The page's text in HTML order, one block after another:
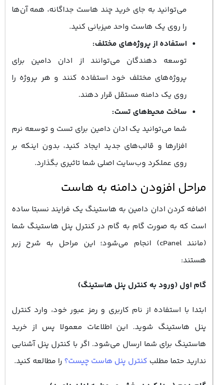
می‌توانید به جای خرید چند هاست جداگانه، همه آن‌ها
را روی یک هاست واحد میزبانی کنید.
استفاده از پروژه‌های مختلف:
توسعه ‌دهندگان می‌توانند از ادان دامین برای
پروژه‌های مختلف خود استفاده کنند و هر پروژه را
روی یک دامنه مستقل قرار دهند.
ساخت محیط‌های تست:
شما می‌توانید یک ادان دامین برای تست و توسعه‌ نرم
‌افزارها و قالب‌های جدید ایجاد کنید، بدون اینکه بر
روی عملکرد وب‌سایت اصلی شما تاثیری بگذارد.
مراحل افزودن دامنه به هاست
اضافه کردن ادان دامین به هاستینگ یک فرایند نسبتا ساده
است که به صورت گام به گام در کنترل پنل هاستینگ شما
(مانند cPanel) انجام می‌شود؛ این مراحل به شرح زیر
هستند:
گام اول (ورود به کنترل پنل هاستینگ)
ابتدا با استفاده از نام کاربری و رمز عبور خود، وارد کنترل
پنل هاستینگ شوید. این اطلاعات معمولا پس از خرید
هاستینگ برای شما ارسال می‌شود. اگر با کنترل پنل آشنایی
ندارید حتما مطلب کنترل پنل هاست چیست؟ را مطالعه کنید.